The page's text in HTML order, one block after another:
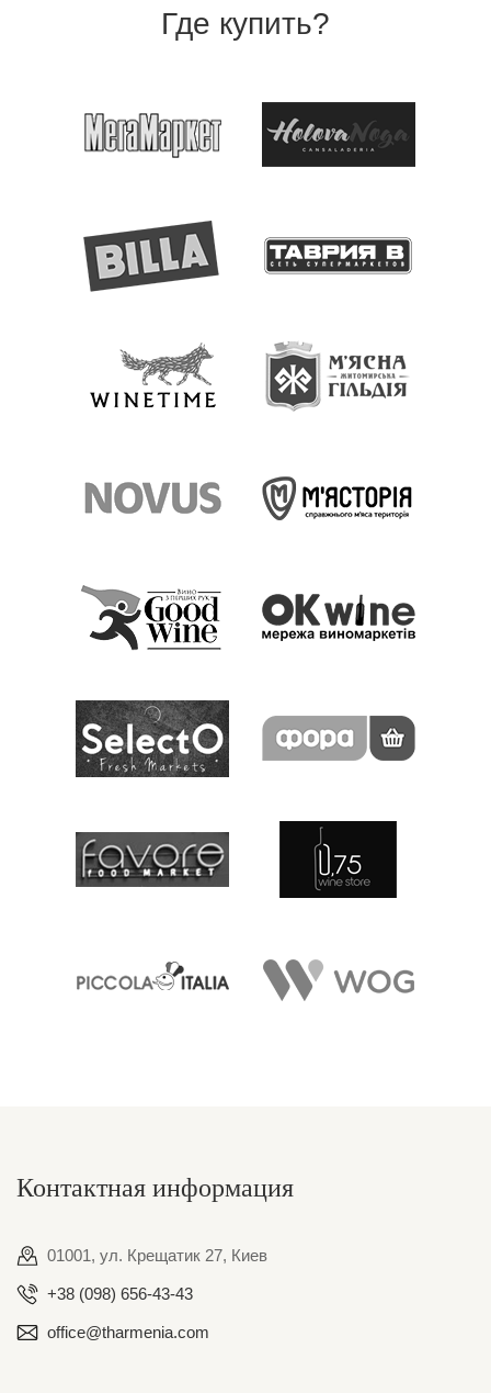
Где купить?
Контактная информация
01001, ул. Крещатик 27, Киев
+38 (098) 656-43-43
office@tharmenia.com